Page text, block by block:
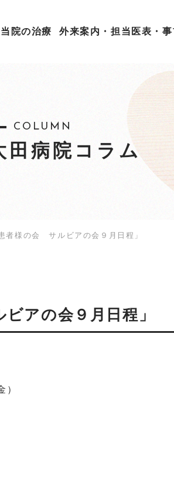
当院の治療 外来案内・担当医表・
COLUMN
田病院コラム
者様の会 サルビアの会９月日程」
アの会９月日程」
）